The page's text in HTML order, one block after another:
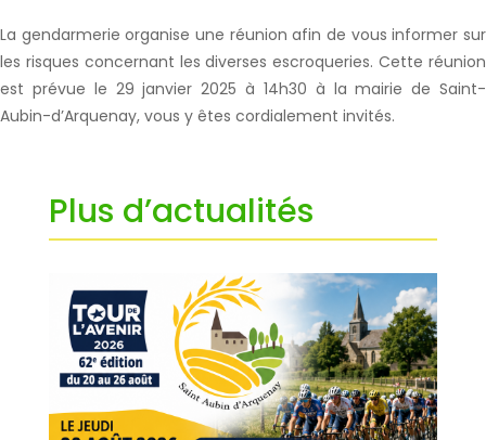
La gendarmerie organise une réunion afin de vous informer sur
les risques concernant les diverses escroqueries. Cette réunion
est prévue le 29 janvier 2025 à 14h30 à la mairie de Saint-
Aubin-d’Arquenay, vous y êtes cordialement invités.
Plus d’actualités